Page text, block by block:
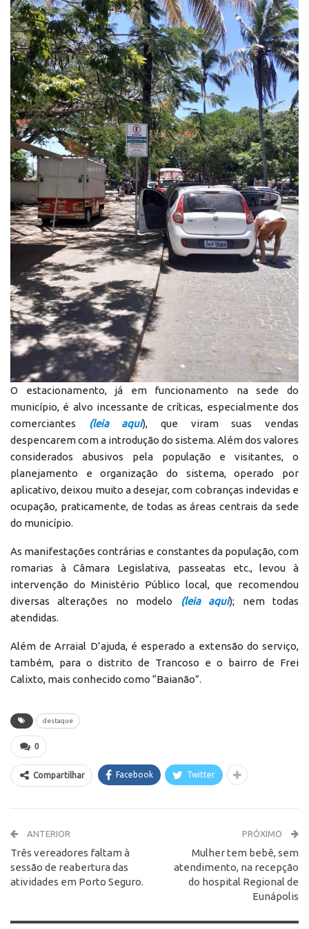
O estacionamento, já em funcionamento na sede do
município, é alvo incessante de críticas, especialmente dos
comerciantes (leia aqui), que viram suas vendas
despencarem com a introdução do sistema. Além dos valores
considerados abusivos pela população e visitantes, o
planejamento e organização do sistema, operado por
aplicativo, deixou muito a desejar, com cobranças indevidas e
ocupação, praticamente, de todas as áreas centrais da sede
do município.
As manifestações contrárias e constantes da população, com
romarias à Câmara Legislativa, passeatas etc., levou à
intervenção do Ministério Público local, que recomendou
diversas alterações no modelo
(leia aqui); nem todas
atendidas.
Além de Arraial D’ajuda, é esperado a extensão do serviço,
também, para o distrito de Trancoso e o bairro de Frei
Calixto, mais conhecido como “Baianão”.
destaque
0
Compartilhar Facebook Twitter
ANTERIOR
Três vereadores faltam à
sessão de reabertura das
atividades em Porto Seguro.
PRÓXIMO
Mulher tem bebê, sem
atendimento, na recepção
do hospital Regional de
Eunápolis